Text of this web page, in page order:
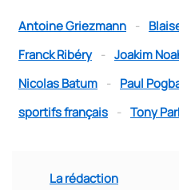
Antoine Griezmann -
Franck Ribéry - Joakim
Nicolas Batum - Paul
sportifs français - Tony
La rédaction